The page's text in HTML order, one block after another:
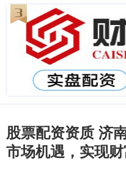
股票配资资质 济
市场机遇，实现